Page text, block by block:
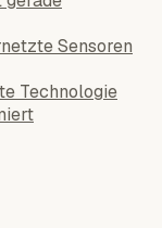
Sensoren
Technologie